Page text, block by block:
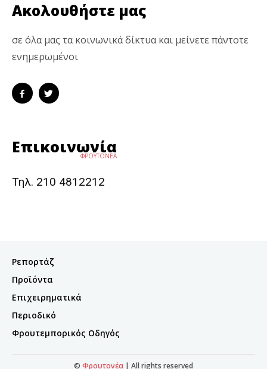
Ακολουθήστε μας
σε όλα μας τα κοινωνικά δίκτυα και μείνετε πάντοτε
ενημερωμένοι
Επικοινωνία
ΦΡΟΥΤΟΝΕΑ
Τηλ. 210 4812212
Ρεπορτάζ
Προϊόντα
Επιχειρηματικά
Περιοδικό
Φρουτεμπορικός Οδηγός
© Φρουτονέα | All rights reserved